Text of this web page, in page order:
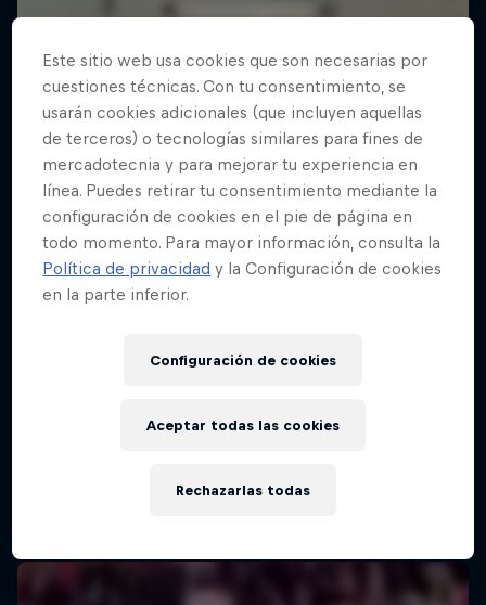
Este sitio web usa cookies que son necesarias por
cuestiones técnicas. Con tu consentimiento, se
usarán cookies adicionales (que incluyen aquellas
de terceros) o tecnologías similares para fines de
mercadotecnia y para mejorar tu experiencia en
línea. Puedes retirar tu consentimiento mediante la
configuración de cookies en el pie de página en
todo momento. Para mayor información, consulta la
Política de privacidad y la Configuración de cookies
en la parte inferior.
Configuración de cookies
Rechazarlas todas
Aceptar todas las cookies